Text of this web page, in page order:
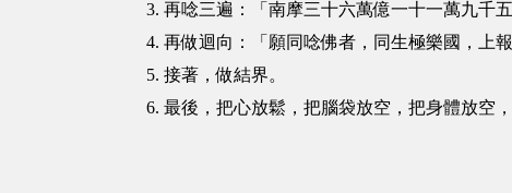
3. 再唸三遍：「南摩三十六萬億一十一萬九千
4. 再做迴向：「願同唸佛者，同生極樂國，上
5. 接著，做結界。
6. 最後，把心放鬆，把腦袋放空，把身體放空，